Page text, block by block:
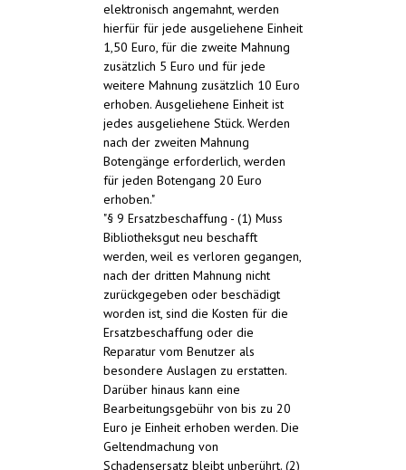
elektronisch angemahnt, werden
hierfür für jede ausgeliehene Einheit
1,50 Euro, für die zweite Mahnung
zusätzlich 5 Euro und für jede
weitere Mahnung zusätzlich 10 Euro
erhoben. Ausgeliehene Einheit ist
jedes ausgeliehene Stück. Werden
nach der zweiten Mahnung
Botengänge erforderlich, werden
für jeden Botengang 20 Euro
erhoben."
"§ 9 Ersatzbeschaffung - (1) Muss
Bibliotheksgut neu beschafft
werden, weil es verloren gegangen,
nach der dritten Mahnung nicht
zurückgegeben oder beschädigt
worden ist, sind die Kosten für die
Ersatzbeschaffung oder die
Reparatur vom Benutzer als
besondere Auslagen zu erstatten.
Darüber hinaus kann eine
Bearbeitungsgebühr von bis zu 20
Euro je Einheit erhoben werden. Die
Geltendmachung von
Schadensersatz bleibt unberührt. (2)